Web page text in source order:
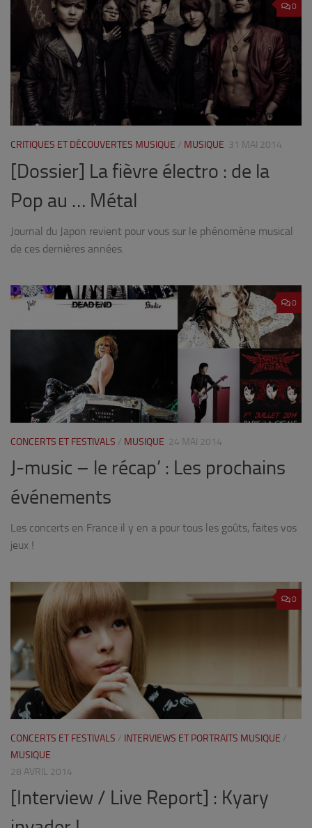
0
CRITIQUES ET DÉCOUVERTES MUSIQUE / MUSIQUE 31 MAI 2014
[Dossier] La fièvre électro : de la
Pop au … Métal
Journal du Japon revient pour vous sur le phénomène musical
de ces dernières années.
0
CONCERTS ET FESTIVALS / MUSIQUE 24 MAI 2014
J-music – le récap’ : Les prochains
événements
Les concerts en France il y en a pour tous les goûts, faites vos
jeux !
0
CONCERTS ET FESTIVALS / INTERVIEWS ET PORTRAITS MUSIQUE /
MUSIQUE
28 AVRIL 2014
[Interview / Live Report] : Kyary